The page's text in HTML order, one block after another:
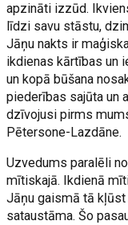
apzināti izzūd.
līdzi savu stāstu,
Jāņu nakts ir
ikdienas kārtības un
un kopā būšana
piederības sajūta un
dzīvojusi pirms
Pētersone-Lazdāne.
Uzvedums paralēli
mītiskajā. Ikdienā
Jāņu gaismā tā
sataustāma. Šo